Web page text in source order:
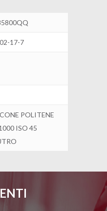
17-7
POLITENE
ISO 45